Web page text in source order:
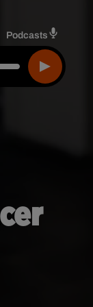
Podcasts